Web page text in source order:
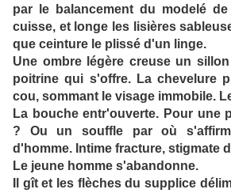
par le balancement du modelé
cuisse, et longe les lisières
que ceinture le plissé d'un linge.
Une ombre légère creuse un
poitrine qui s'offre. La chevelure
cou, sommant le visage immobile.
La bouche entr'ouverte. Pour une
? Ou un souffle par où
d'homme. Intime fracture, stigmate
Le jeune homme s'abandonne.
Il gît et les flèches du supplice